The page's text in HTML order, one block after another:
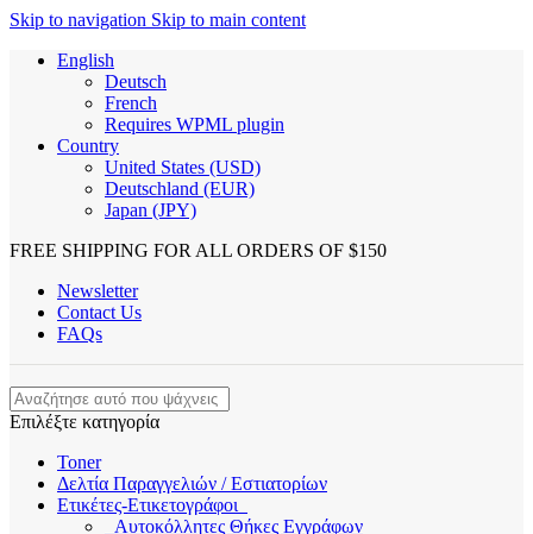
Skip to navigation Skip to main content
English
Deutsch
French
Requires WPML plugin
Country
United States (USD)
Deutschland (EUR)
Japan (JPY)
FREE SHIPPING FOR ALL ORDERS OF $150
Newsletter
Contact Us
FAQs
Επιλέξτε κατηγορία
Toner
Δελτία Παραγγελιών / Εστιατορίων
Ετικέτες-Ετικετογράφοι
Αυτοκόλλητες Θήκες Εγγράφων